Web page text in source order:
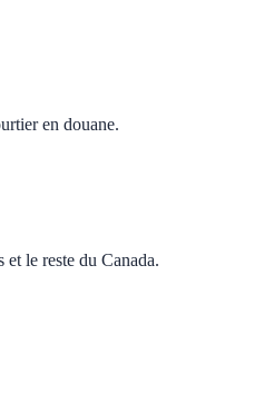
en douane.
le reste du Canada.